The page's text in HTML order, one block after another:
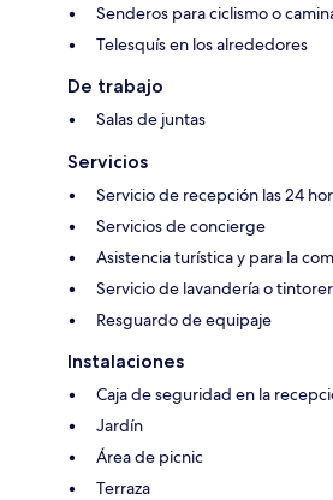
Senderos para ciclismo o
Telesquís en los alrededores
De trabajo
Salas de juntas
Servicios
Servicio de recepción las 24
Servicios de concierge
Asistencia turística y para la
Servicio de lavandería o
Resguardo de equipaje
Instalaciones
Caja de seguridad en la
Jardín
Área de picnic
Terraza